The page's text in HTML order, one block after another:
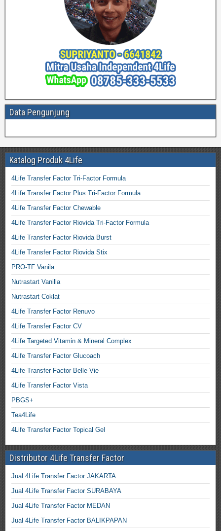
Data Pengunjung
Katalog Produk 4Life
4Life Transfer Factor Tri-Factor Formula
4Life Transfer Factor Plus Tri-Factor Formula
4Life Transfer Factor Chewable
4Life Transfer Factor Riovida Tri-Factor Formula
4Life Transfer Factor Riovida Burst
4Life Transfer Factor Riovida Stix
PRO-TF Vanila
Nutrastart Vanilla
Nutrastart Coklat
4Life Transfer Factor Renuvo
4Life Transfer Factor CV
4Life Targeted Vitamin & Mineral Complex
4Life Transfer Factor Glucoach
4Life Transfer Factor Belle Vie
4Life Transfer Factor Vista
PBGS+
Tea4Life
4Life Transfer Factor Topical Gel
Distributor 4Life Transfer Factor
Jual 4Life Transfer Factor JAKARTA
Jual 4Life Transfer Factor SURABAYA
Jual 4Life Transfer Factor MEDAN
Jual 4Life Transfer Factor BALIKPAPAN